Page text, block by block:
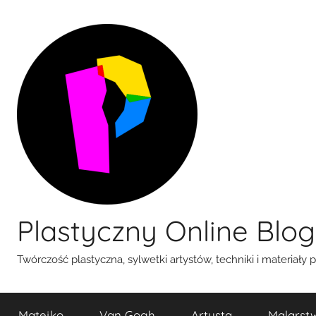
Plastyczny Online Blog
Twórczość plastyczna, sylwetki artystów, techniki i materiały